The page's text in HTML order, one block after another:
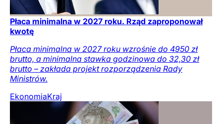
Płaca minimalna w 2027 roku. Rząd zaproponował
kwotę
Płaca minimalna w 2027 roku wzrośnie do 4950 zł
brutto, a minimalna stawka godzinowa do 32,30 zł
brutto – zakłada projekt rozporządzenia Rady
Ministrów.
EkonomiaKraj